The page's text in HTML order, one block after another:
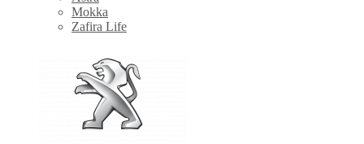
Mokka
Zafira Life